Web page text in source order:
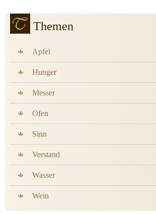
Themen
Apfel
Hunger
Messer
Ofen
Sinn
Verstand
Wasser
Wein